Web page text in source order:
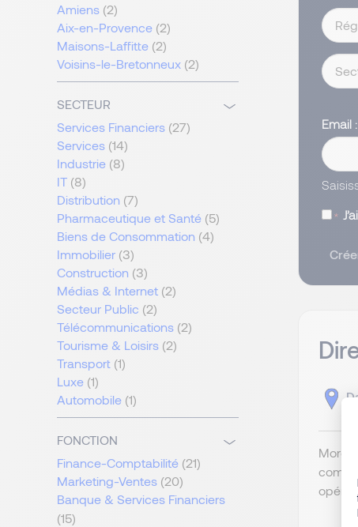
Amiens (2)
Aix-en-Provence (2)
Maisons-Laffitte (2)
Voisins-le-Bretonneux (2)
SECTEUR
Services Financiers (27)
Services (14)
Industrie (8)
IT (8)
Distribution (7)
Pharmaceutique et Santé (5)
Biens de Consommation (4)
Immobilier (3)
Construction (3)
Médias & Internet (2)
Secteur Public (2)
Télécommunications (2)
Tourisme & Loisirs (2)
Transport (1)
Luxe (1)
Automobile (1)
FONCTION
Finance-Comptabilité (21)
Marketing-Ventes (20)
Banque & Services Financiers
(15)
Email